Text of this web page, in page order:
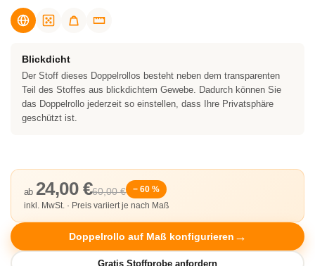
Blickdicht
Der Stoff dieses Doppelrollos besteht neben dem transparenten
Teil des Stoffes aus blickdichtem Gewebe. Dadurch können Sie
das Doppelrollo jederzeit so einstellen, dass Ihre Privatsphäre
geschützt ist.
60,00 €
ab 24,00 €
− 60 %
inkl. MwSt. · Preis variiert je nach Maß
Doppelrollo auf Maß konfigurieren